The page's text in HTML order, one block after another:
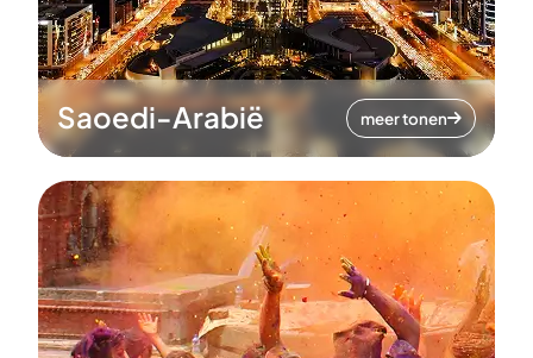
Saoedi-Arabië meer tonen